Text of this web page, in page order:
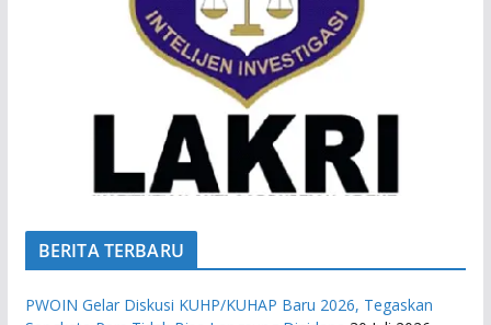
BERITA TERBARU
PWOIN Gelar Diskusi KUHP/KUHAP Baru 2026, Tegaskan